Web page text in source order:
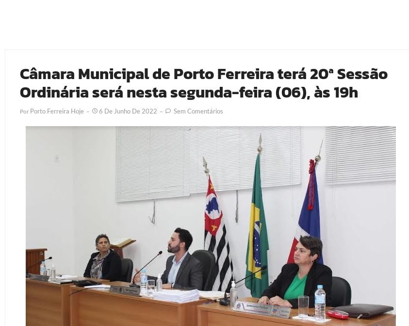
Câmara Municipal de Porto Ferreira terá 20ª Sessão
Ordinária será nesta segunda-feira (06), às 19h
Por Porto Ferreira Hoje 6 De Junho De 2022 Sem Comentários